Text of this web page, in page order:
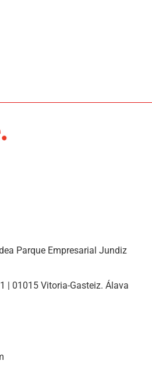
Parque Empresarial Jundiz
| 01015 Vitoria-Gasteiz. Álava